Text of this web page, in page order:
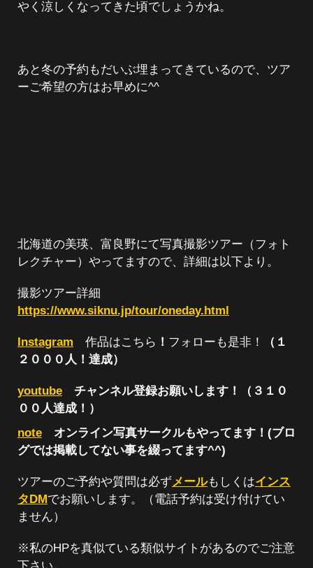
やく涼しくなってきた頃でしょうかね。
あと冬の予約もだいぶ埋まってきているので、ツア
ーご希望の方はお早めに^^
北海道の美瑛、富良野にて写真撮影ツアー（フォト
レクチャー）やってますので、詳細は以下より。
撮影ツアー詳細
https://www.siknu.jp/tour/oneday.html
Instagram 作品はこちら ！ フォローも是非！
（１
２０００人！達成）
youtube チャンネル登録お願いします！（３１０
００人達成！）
note オンライン写真サークルもやってます！(ブロ
グでは掲載してない事を綴ってます^^)
ツアーのご予約や質問は必ずメールもしくはインス
タDMでお願いします。（電話予約は受け付けてい
ません）
※私のHPを真似ている類似サイトがあるのでご注意